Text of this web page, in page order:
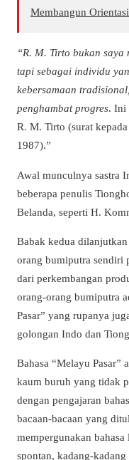
Membangun
“R. M. Tirto bukan saya
tapi sebagai individu
kebersamaan
penghambat progres. Ini
R. M. Tirto (surat
1987).”
Awal munculnya sastra
beberapa penulis
Belanda, seperti H.
Babak kedua
orang bumiputra sendiri
dari perkembangan
orang-orang bumiputra
Pasar” yang rupanya
golongan Indo dan
Bahasa “Melayu Pasar”
kaum buruh yang tidak
dengan pengajaran
bacaan-bacaan yang
mempergunakan
spontan, kadang-